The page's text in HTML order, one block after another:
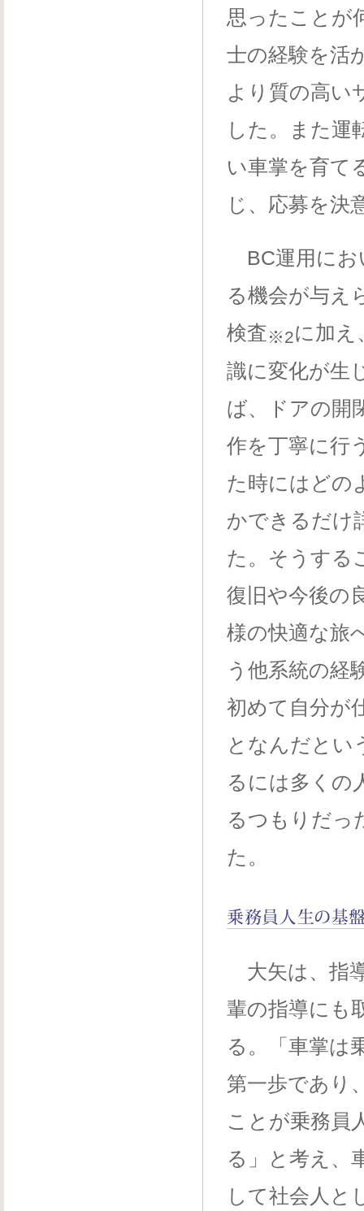
思ったことが
士の経験を活
より質の高い
した。また運
い車掌を育て
じ、応募を決
BC運用にお
る機会が与え
検査※2に加え
識に変化が生
ば、ドアの開
作を丁寧に行
た時にはどの
かできるだけ
た。そうする
復旧や今後の
様の快適な旅
う他系統の経
初めて自分が
となんだとい
るには多くの
るつもりだっ
た。
大矢は、指
輩の指導にも
る。「車掌は
第一歩であり
ことが乗務員
る」と考え、
して社会人と